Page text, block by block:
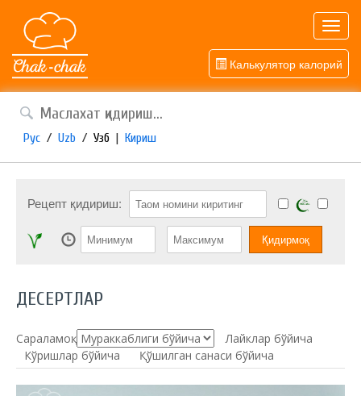
Калькулятор калорий
Рус / Uzb / Узб | Кириш
Рецепт қидириш:
ДЕСЕРТЛАР
Сараламоқ:
Лайклар бўйича
Кўришлар бўйича
Қўшилган санаси бўйича